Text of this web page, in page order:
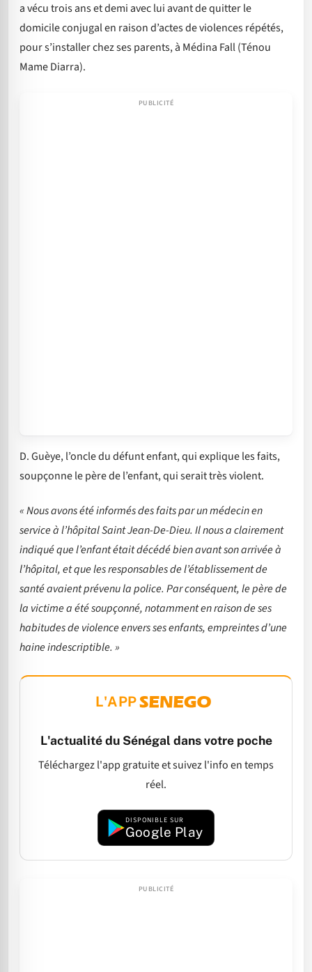
a vécu trois ans et demi avec lui avant de quitter le
domicile conjugal en raison d’actes de violences répétés,
pour s’installer chez ses parents, à Médina Fall (Ténou
Mame Diarra).
D. Guèye, l’oncle du défunt enfant, qui explique les faits,
soupçonne le père de l’enfant, qui serait très violent.
« Nous avons été informés des faits par un médecin en
service à l’hôpital Saint Jean-De-Dieu. Il nous a clairement
indiqué que l’enfant était décédé bien avant son arrivée à
l’hôpital, et que les responsables de l’établissement de
santé avaient prévenu la police. Par conséquent, le père de
la victime a été soupçonné, notamment en raison de ses
habitudes de violence envers ses enfants, empreintes d’une
haine indescriptible. »
L'APP
L'actualité du Sénégal dans votre poche
Téléchargez l'app gratuite et suivez l'info en temps
réel.
DISPONIBLE SUR
Google Play